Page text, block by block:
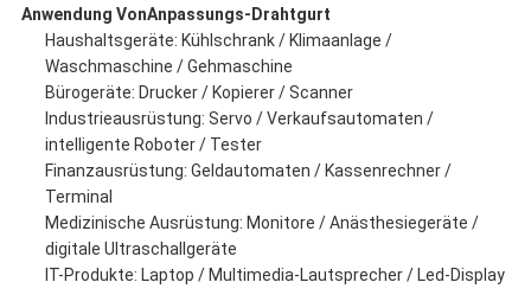
Anwendung VonAnpassungs-Drahtgurt
Haushaltsgeräte: Kühlschrank / Klimaanlage /
Waschmaschine / Gehmaschine
Bürogeräte: Drucker / Kopierer / Scanner
Industrieausrüstung: Servo / Verkaufsautomaten /
intelligente Roboter / Tester
Finanzausrüstung: Geldautomaten / Kassenrechner /
Terminal
Medizinische Ausrüstung: Monitore / Anästhesiegeräte /
digitale Ultraschallgeräte
IT-Produkte: Laptop / Multimedia-Lautsprecher / Led-Display